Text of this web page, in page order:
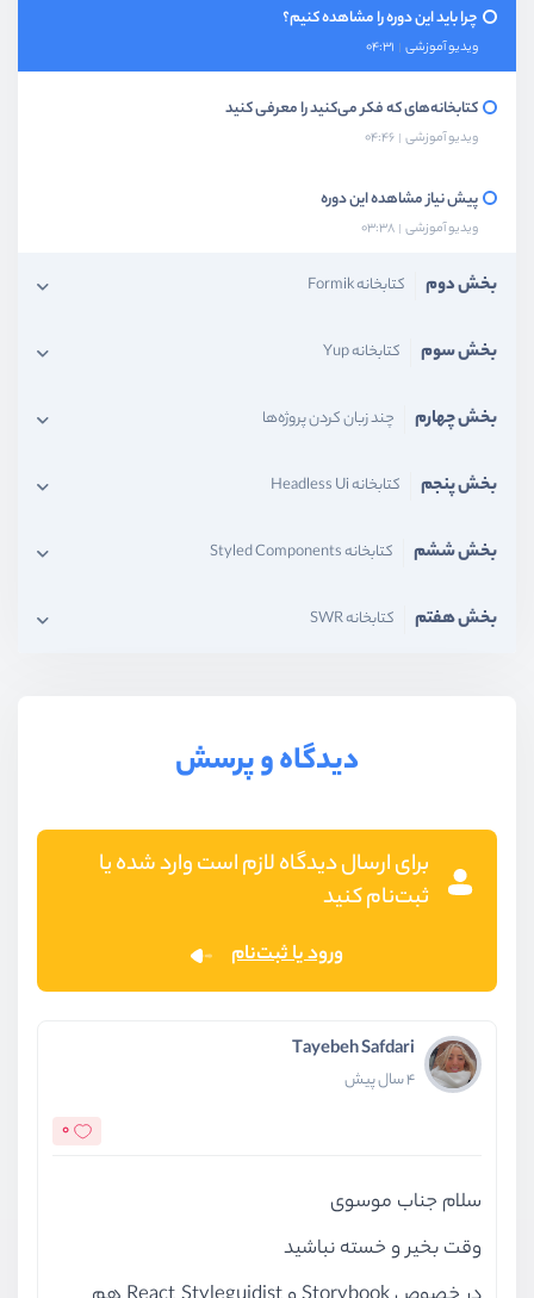
چرا باید این دوره را مشاهده کنیم؟
ویدیو آموزشی 04:31
کتابخانه‌های که فکر می‌کنید را معرفی کنید
ویدیو آموزشی 04:46
پیش نیاز مشاهده این دوره
ویدیو آموزشی 03:38
بخش دوم کتابخانه Formik
بخش سوم کتابخانه Yup
بخش چهارم چند زبان کردن پروژه‌ها
بخش پنجم کتابخانه Headless Ui
بخش ششم کتابخانه Styled Components
بخش هفتم کتابخانه SWR
دیدگاه و پرسش
برای ارسال دیدگاه لازم است وارد شده یا
ثبت‌نام کنید
ورود یا ثبت‌نام
Tayebeh Safdari
4 سال پیش
0
سلام جناب موسوی
وقت بخیر و خسته نباشید